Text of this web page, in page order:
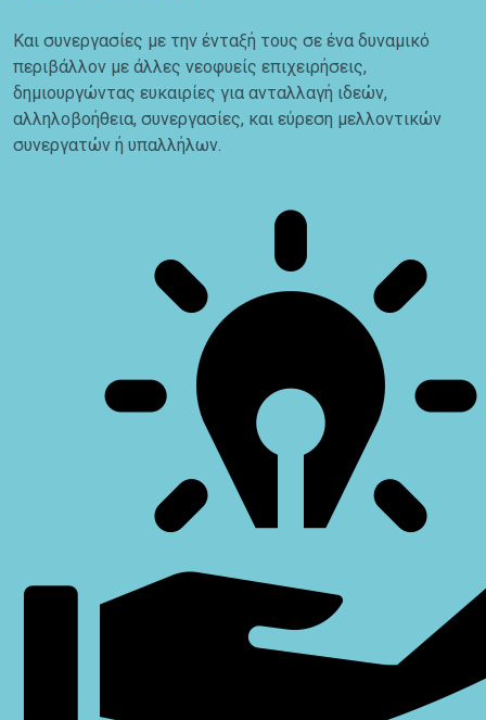
Και συνεργασίες με την ένταξή τους σε ένα δυναμικό
περιβάλλον με άλλες νεοφυείς επιχειρήσεις,
δημιουργώντας ευκαιρίες για ανταλλαγή ιδεών,
αλληλοβοήθεια, συνεργασίες, και εύρεση μελλοντικών
συνεργατών ή υπαλλήλων.